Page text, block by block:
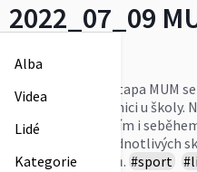
Alba
Videa
Lidé
Kategorie
2022_07_09
etapa
Poslední sedmá etapa MUM
cílem opět v Lomnici u školy.
dlouhým stoupáním i
fotek ze startu jednotlivých
vyhlášení výsledků. #sport